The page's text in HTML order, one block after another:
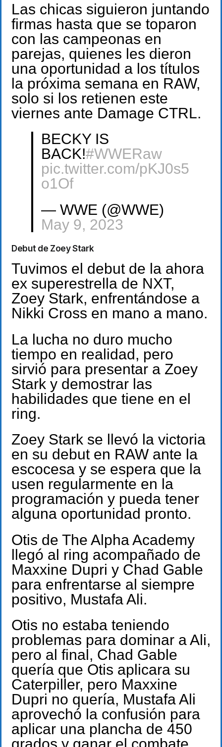
Las chicas siguieron juntando
firmas hasta que se toparon
con las campeonas en
parejas, quienes les dieron
una oportunidad a los títulos
la próxima semana en RAW,
solo si los retienen este
viernes ante Damage CTRL.
BECKY IS
BACK!#WWERaw
pic.twitter.com/pKJ0s5
o1Of
— WWE (@WWE)
May 9, 2023
Debut de Zoey Stark
Tuvimos el debut de la ahora
ex superestrella de NXT,
Zoey Stark, enfrentándose a
Nikki Cross en mano a mano.
La lucha no duro mucho
tiempo en realidad, pero
sirvió para presentar a Zoey
Stark y demostrar las
habilidades que tiene en el
ring.
Zoey Stark se llevó la victoria
en su debut en RAW ante la
escocesa y se espera que la
usen regularmente en la
programación y pueda tener
alguna oportunidad pronto.
Otis de The Alpha Academy
llegó al ring acompañado de
Maxxine Dupri y Chad Gable
para enfrentarse al siempre
positivo, Mustafa Ali.
Otis no estaba teniendo
problemas para dominar a Ali,
pero al final, Chad Gable
quería que Otis aplicara su
Caterpiller, pero Maxxine
Dupri no quería, Mustafa Ali
aprovechó la confusión para
aplicar una plancha de 450